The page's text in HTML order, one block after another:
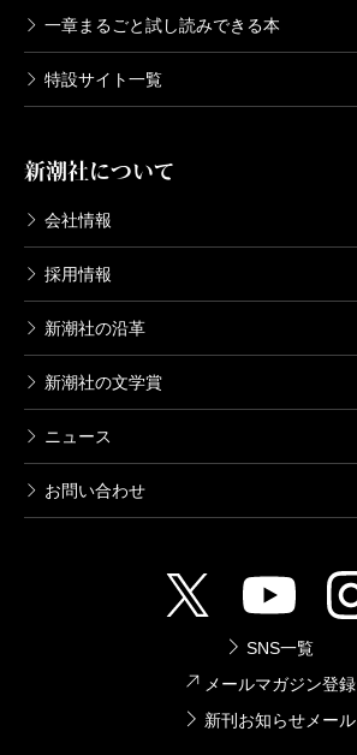
一章まるごと試し読みできる本
特設サイト一覧
新潮社について
会社情報
採用情報
新潮社の沿革
新潮社の文学賞
ニュース
お問い合わせ
SNS一覧
メールマガジン登録
新刊お知らせメール